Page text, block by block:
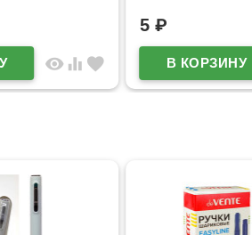
visibility equalizer favorite
5 ₽